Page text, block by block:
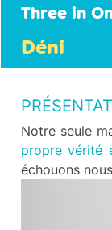
Three in
Déni
Notre seule
propre vérité
échouons